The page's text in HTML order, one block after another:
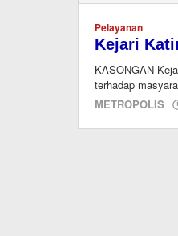
Pelayanan
Kejari
KASONGAN-
terhadap
METROPOLIS